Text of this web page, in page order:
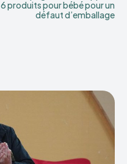
6 produits pour bébé pour un
défaut d’emballage